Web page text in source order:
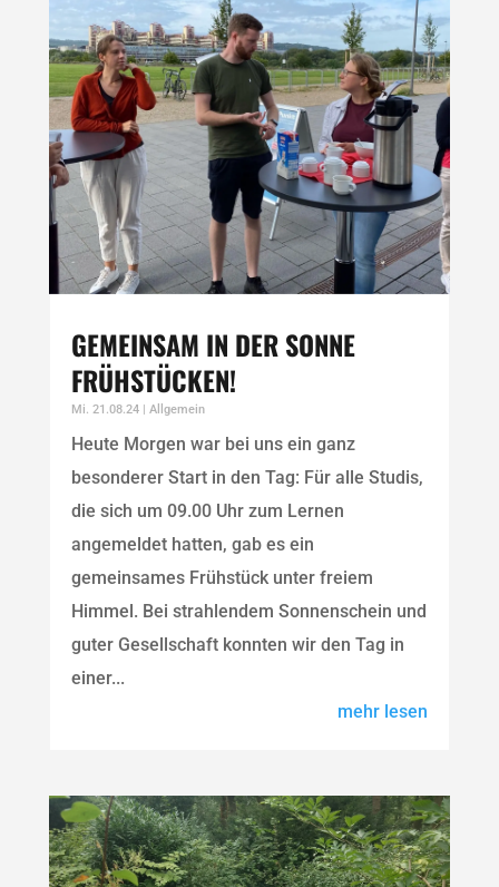
GEMEINSAM IN DER SONNE
FRÜHSTÜCKEN!
Mi. 21.08.24| Allgemein
Heute Morgen war bei uns ein ganz
besonderer Start in den Tag: Für alle Studis,
die sich um 09.00 Uhr zum Lernen
angemeldet hatten, gab es ein
gemeinsames Frühstück unter freiem
Himmel. Bei strahlendem Sonnenschein und
guter Gesellschaft konnten wir den Tag in
einer...
mehr lesen